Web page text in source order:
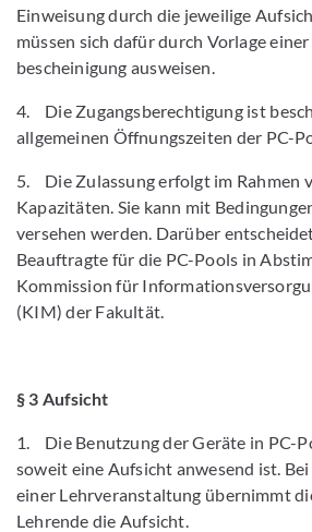
Einweisung durch die jeweilige
müssen sich dafür durch Vorlage
bescheinigung ausweisen.
4. Die Zugangsberechtigung ist
allgemeinen Öffnungszeiten der PC-
5. Die Zulassung erfolgt im Rahmen
Kapazitäten. Sie kann mit
versehen werden. Darüber
Beauftragte für die PC-Pools in
Kommission für
(KIM) der Fakultät.
§ 3 Aufsicht
1. Die Benutzung der Geräte in PC-
soweit eine Aufsicht anwesend ist.
einer Lehrveranstaltung übernimmt
Lehrende die Aufsicht.